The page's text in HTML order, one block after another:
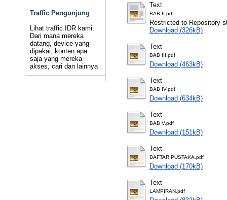
Traffic Pengunjung
Lihat traffic IDR kami.
Dari mana mereka
datang, device yang
dipakai, konten apa
saja yang mereka
akses, cari dan lainnya
Text
BAB II.pdf
Restricted to Repository
Download (326kB)
Text
BAB III.pdf
Download (463kB)
Text
BAB IV.pdf
Download (634kB)
Text
BAB V.pdf
Download (151kB)
Text
DAFTAR PUSTAKA.pdf
Download (170kB)
Text
LAMPIRAN.pdf